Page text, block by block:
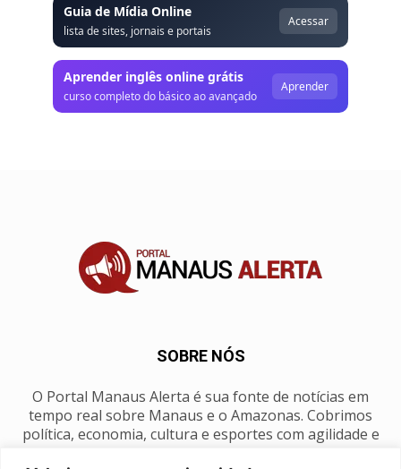
Guia de Mídia Online
lista de sites, jornais e portais
Acessar
Aprender inglês online grátis
curso completo do básico ao avançado
Aprender
SOBRE NÓS
O Portal Manaus Alerta é sua fonte de notícias em
tempo real sobre Manaus e o Amazonas. Cobrimos
política, economia, cultura e esportes com agilidade e